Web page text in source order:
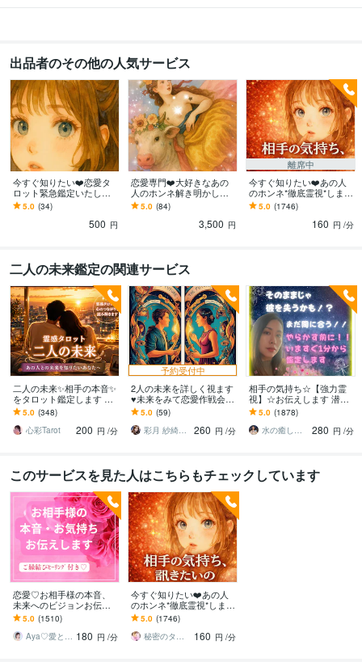
出品者のその他の人気サービス
今すぐ知りたい❤️恋愛タ
ロット緊急鑑定いたしま
す 最短３時間以内！彼の
気持ち緊急チェック✨今す
5.0 (34)
500 円
恋愛専門❤️大好きなあの
人のホンネ解き明かしま
す ボリューム鑑定✨１日
１名様のみの限定販売で
5.0 (84)
3,500 円
離席中
今すぐ知りたい❤️あの人
のホンネ*徹底霊視*します
どんなに届かない想い
も、まるごと受け止めて
5.0 (1746)
160 円 /分
二人の未来鑑定の関連サービス
二人の未来✨相手の本音✨
をタロット鑑定します ど
う動くべきか具体的にア
ドバイスします✨
5.0 (348)
心彩Tarot
200 円 /分
予約受付中
2人の未来を詳しく視ます
♥️未来をみて恋愛作戦会議
♥️ 5.0 (59)
彩月 紗綺奈（あやつき さきな）
260 円 /分
相手の気持ち☆【強力霊
視】☆お伝えします 潜在
意識・魂の声を読み解き
お相手の本音を明かしま
す
5.0 (1878)
水の癒し手 魂の救済 Aqua Ray
280 円 /分
このサービスを見た人はこちらもチェックしています
恋愛♡お相手様の本音、
未来へのビジョンお伝え
します どんな関係でも細
密にお伝えします✨ツイン
レイ ソウルメイト
5.0 (1510)
Aya♡愛と光のスピリチュアルガイド 180 円 /分
今すぐ知りたい❤️あの人
のホンネ*徹底霊視*します
どんなに届かない想い
も、まるごと受け止めて
読み解く占い✨
5.0 (1746)
秘密のタロット♡ひより
160 円 /分